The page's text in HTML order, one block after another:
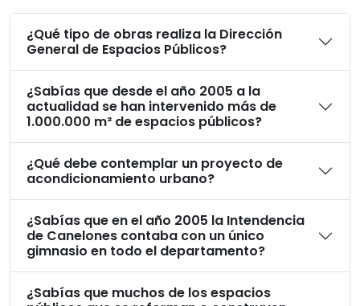
¿Qué tipo de obras realiza la Dirección
General de Espacios Públicos?
¿Sabías que desde el año 2005 a la
actualidad se han intervenido más de
1.000.000 m² de espacios públicos?
¿Qué debe contemplar un proyecto de
acondicionamiento urbano?
¿Sabías que en el año 2005 la Intendencia
de Canelones contaba con un único
gimnasio en todo el departamento?
¿Sabías que muchos de los espacios